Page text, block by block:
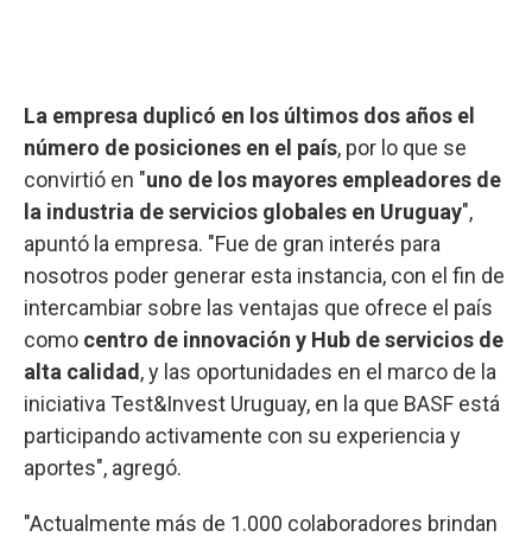
La empresa duplicó en los últimos dos años el
número de posiciones en el país, por lo que se
convirtió en "uno de los mayores empleadores de
la industria de servicios globales en Uruguay",
apuntó la empresa. "Fue de gran interés para
nosotros poder generar esta instancia, con el fin de
intercambiar sobre las ventajas que ofrece el país
como centro de innovación y Hub de servicios de
alta calidad , y las oportunidades en el marco de la
iniciativa Test&Invest Uruguay, en la que BASF está
participando activamente con su experiencia y
aportes", agregó.
"Actualmente más de 1.000 colaboradores brindan